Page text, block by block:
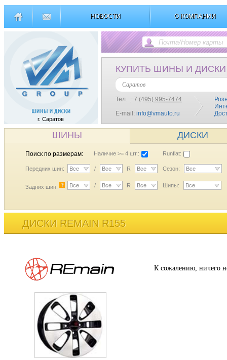
НОВОСТИ О КОМПАНИИ
г. Саратов
КУПИТЬ ШИНЫ И ДИСКИ
Саратов
Тел.: +7 (495) 995-7474
E-mail: info@vmauto.ru
ШИНЫ ДИСКИ
Поиск по размерам: Наличие >= 4 шт.: Runflat:
Передних шин: Все / Все R Все Сезон: Все
Задних шин: ? Все / Все R Все Шипы: Все
ДИСКИ REMAIN R155
К сожалению, ничего